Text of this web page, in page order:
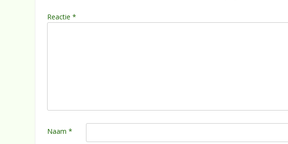
Reactie *
Naam *